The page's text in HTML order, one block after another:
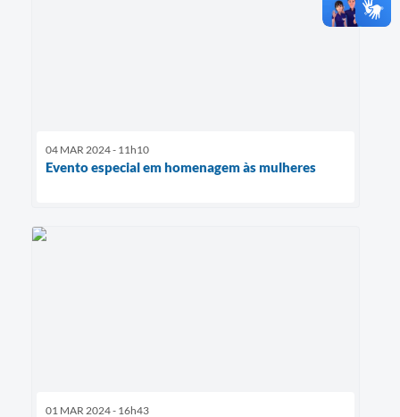
04 MAR 2024 - 11h10
Evento especial em homenagem às mulheres
01 MAR 2024 - 16h43